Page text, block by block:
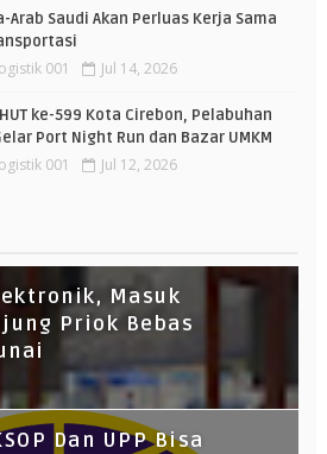
Arab Saudi Akan Perluas Kerja Sama
001 Jul 14, 2026
ke-599 Kota Cirebon, Pelabuhan
Port Night Run dan Bazar UMKM
001 Jul 12, 2026
Masuk
Priok Bebas
Dan UPP Bisa